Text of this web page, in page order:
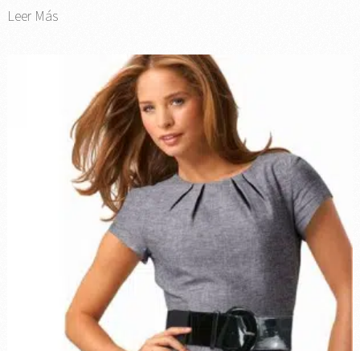
Leer Más